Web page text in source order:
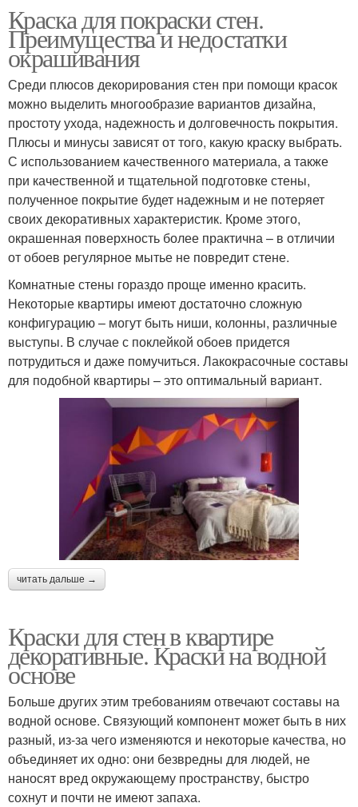
Краска для покраски стен.
Преимущества и недостатки
окрашивания
Среди плюсов декорирования стен при помощи красок
можно выделить многообразие вариантов дизайна,
простоту ухода, надежность и долговечность покрытия.
Плюсы и минусы зависят от того, какую краску выбрать.
С использованием качественного материала, а также
при качественной и тщательной подготовке стены,
полученное покрытие будет надежным и не потеряет
своих декоративных характеристик. Кроме этого,
окрашенная поверхность более практична – в отличии
от обоев регулярное мытье не повредит стене.
Комнатные стены гораздо проще именно красить.
Некоторые квартиры имеют достаточно сложную
конфигурацию – могут быть ниши, колонны, различные
выступы. В случае с поклейкой обоев придется
потрудиться и даже помучиться. Лакокрасочные составы
для подобной квартиры – это оптимальный вариант.
читать дальше →
Краски для стен в квартире
декоративные. Краски на водной
основе
Больше других этим требованиям отвечают составы на
водной основе. Связующий компонент может быть в них
разный, из-за чего изменяются и некоторые качества, но
объединяет их одно: они безвредны для людей, не
наносят вред окружающему пространству, быстро
сохнут и почти не имеют запаха.